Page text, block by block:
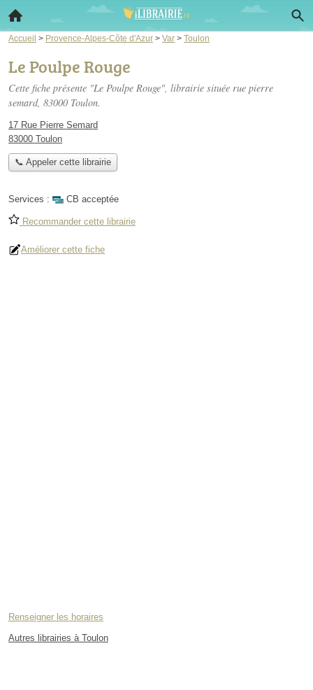
Accueil > Provence-Alpes-Côte d'Azur > Var > Toulon
Le Poulpe Rouge
Cette fiche présente "Le Poulpe Rouge", librairie située rue pierre
semard, 83000 Toulon.
17 Rue Pierre Semard
83000 Toulon
📞 Appeler cette librairie
Services : CB acceptée
Recommander cette librairie
Améliorer cette fiche
Renseigner les horaires
Autres librairies à Toulon